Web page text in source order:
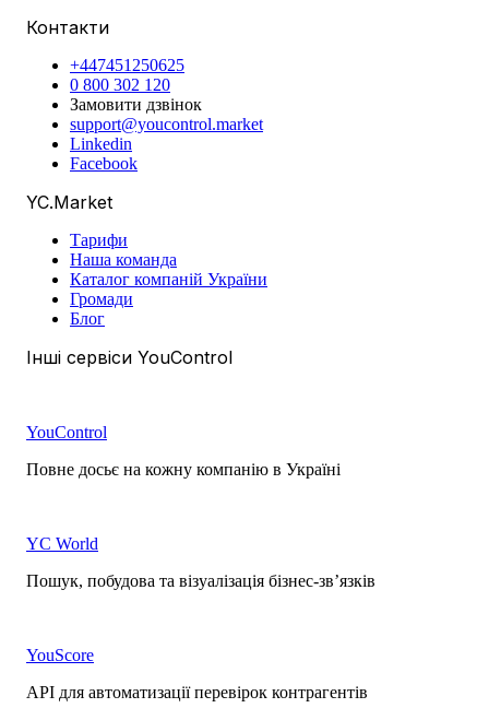
Контакти
+447451250625
0 800 302 120
Замовити дзвінок
support@youcontrol.market
Linkedin
Facebook
YC.Market
Тарифи
Наша команда
Каталог компаній України
Громади
Блог
Інші сервіси YouControl
YouControl
Повне досьє на кожну компанію в Україні
YC World
Пошук, побудова та візуалізація бізнес-зв’язків
YouScore
API для автоматизації перевірок контрагентів